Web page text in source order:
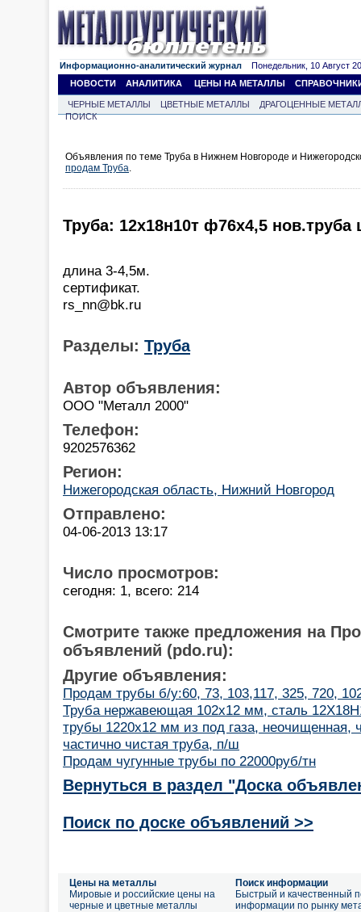
Информационно-аналитический журнал Понедельник, 10 Август
НОВОСТИ
АНАЛИТИКА ЦЕНЫ НА МЕТАЛЛЫ
ЧЕРНЫЕ МЕТАЛЛЫ ЦВЕТНЫЕ МЕТАЛЛЫ
ДРАГОЦЕННЫЕ
ПОИСК
Объявления по теме Труба в Нижнем Новгороде и
продам Труба.
Труба: 12х18н10т ф76х4,5 нов.труба
длина 3-4,5м.
сертификат.
rs_nn@bk.ru
Разделы: Труба
Автор объявления:
ООО "Металл 2000"
Телефон:
9202576362
Регион:
Нижегородская область, Нижний Новгород
Отправлено:
04-06-2013 13:17
Число просмотров:
сегодня: 1, всего: 214
Смотрите также предложения на
объявлений (pdo.ru):
Другие объявления:
Продам трубы б/у:60, 73, 103,117, 325, 720,
Труба нержавеющая 102х12 мм, сталь
трубы 1220х12 мм из под газа, неочищенная,
частично чистая труба, п/ш
Продам чугунные трубы по 22000руб/тн
Вернуться в раздел "Доска
Поиск по доске объявлений >>
Цены на металлы
Мировые и российские цены на
черные и цветные металлы
Поиск информации
Быстрый и качественный
информации по рынку